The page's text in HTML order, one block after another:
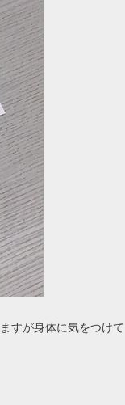
すが身体に気をつけて